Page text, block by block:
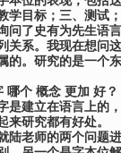
学目标；三、测试
问了 史有为先生语
关系。我现在想问
的。研究的是一个
哪个 概念 更加 好？
是建立在语言上的
来研究都有好处。
陆老师的两个问题